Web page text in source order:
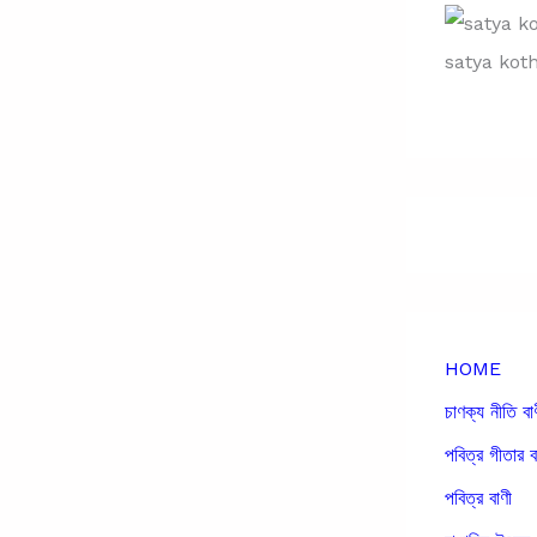
satya
HOME
চাণক্য নীতি
পবিত্র গীতার
পবিত্র বাণী